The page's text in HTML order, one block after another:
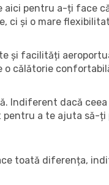
aici pentru a-ți face
ci și o mare
și facilități
călătorie
Indiferent dacă ceea
a te ajuta să-
toată diferența,